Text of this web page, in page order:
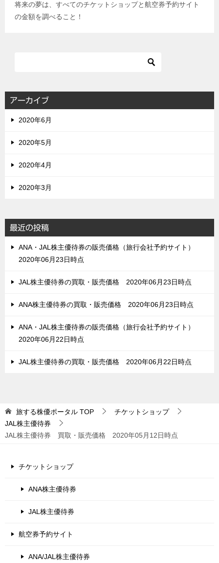
将来の夢は、すべてのチケットショップと航空券予約サイト
の金額を調べること！
アーカイブ
2020年6月
2020年5月
2020年4月
2020年3月
最近の投稿
ANA・JAL株主優待券の販売価格（旅行会社予約サイト）
2020年06月23日時点
JAL株主優待券の買取・販売価格 2020年06月23日時点
ANA株主優待券の買取・販売価格 2020年06月23日時点
ANA・JAL株主優待券の販売価格（旅行会社予約サイト）
2020年06月22日時点
JAL株主優待券の買取・販売価格 2020年06月22日時点
旅する株優ポータル TOP
チケットショップ
JAL株主優待券
JAL株主優待券 買取・販売価格 2020年05月12日時点
チケットショップ
ANA株主優待券
JAL株主優待券
航空券予約サイト
ANA/JAL株主優待券